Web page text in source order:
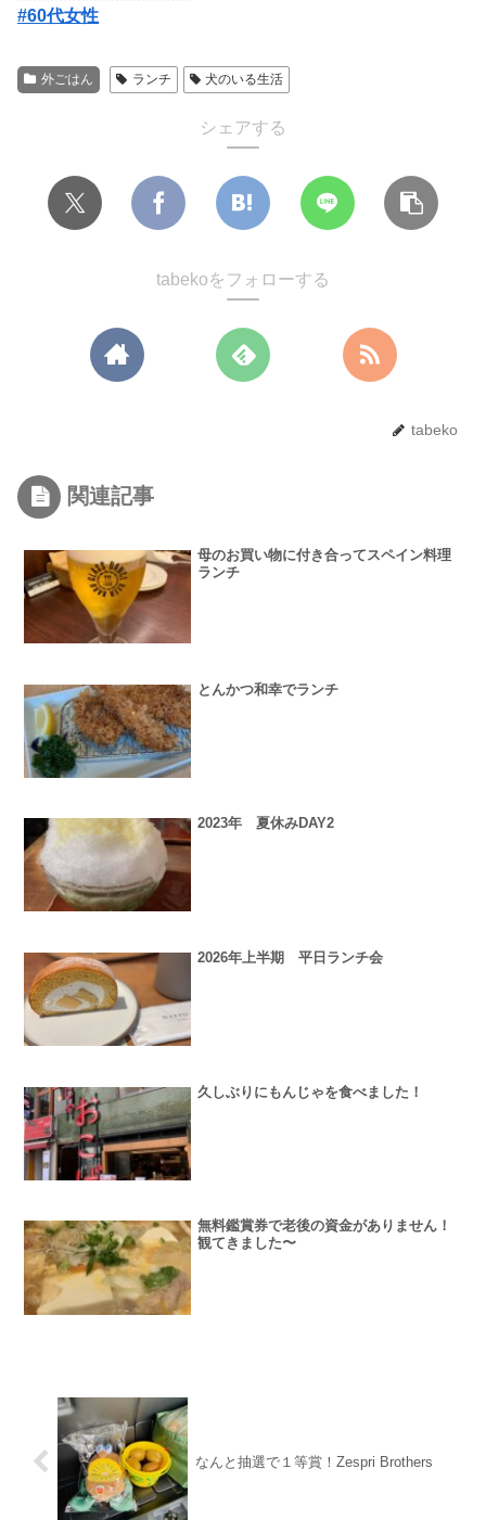
#60代女性
外ごはん ランチ 犬のいる生活
シェアする
tabekoをフォローする
tabeko
関連記事
母のお買い物に付き合ってスペイン料理
ランチ
とんかつ和幸でランチ
2023年 夏休みDAY2
2026年上半期 平日ランチ会
久しぶりにもんじゃを食べました！
無料鑑賞券で老後の資金がありません！
観てきました〜
なんと抽選で１等賞！Zespri Brothers